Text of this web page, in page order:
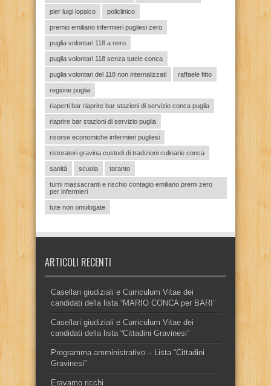
pier luigi lopalco policlinico
premio emiliano infermieri pugliesi zero
puglia volontari 118 a nero
puglia volontari 118 senza tutele conca
puglia volontari del 118 non internalizzati raffaele fitto
regione puglia
riaperti bar riaprire bar stazioni di servizio conca puglia
riaprire bar stazioni di servizio puglia
risorse economiche infermieri pugliesi
ristoratori gravina custodi di tradizioni culinarie conca
sanità scuola taranto
turni massacranti e rischio contagio emiliano premi zero
per infermieri
tute non omologate
ARTICOLI RECENTI
Casellari giudiziali e Curriculum Vitae dei
candidati della lista “MARIO CONCA per BARI”
Casellari giudiziali e Curriculum Vitae dei
candidati della lista “Cittadini Gravinesi”
Programma amministrativo – Lista “Cittadini
Gravinesi”
Eravamo ricchi